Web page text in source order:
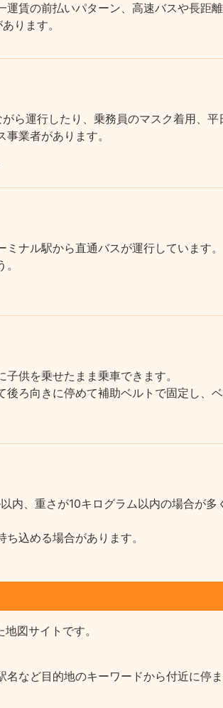
賃の前払いパターン、高速バスや長距
ります。
ら運行したり、乗務員のマスク着用、平
業者があります。
ナル駅から直通バスが運行しています。
供を乗せたまま乗車できます。
ろ向きに停めて補助ベルトで固定し、
内、重さが10キログラム以内の場合が多
込める場合があります。
図サイトです。
など目的地のキーワードから付近に停